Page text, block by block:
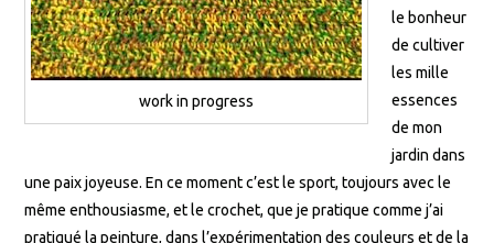
work in progress
le bonheur
de cultiver
les mille
essences
de mon
jardin dans
une paix joyeuse. En ce moment c’est le sport, toujours avec le
même enthousiasme, et le crochet, que je pratique comme j’ai
pratiqué la peinture, dans l’expérimentation des couleurs et de la